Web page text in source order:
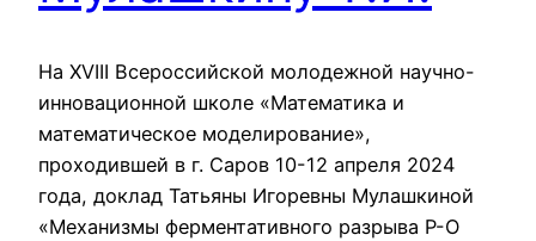
На XVIII Всероссийской молодежной научно-
инновационной школе «Математика и
математическое моделирование»,
проходившей в г. Саров 10-12 апреля 2024
года, доклад Татьяны Игоревны Мулашкиной
«Механизмы ферментативного разрыва Р-О